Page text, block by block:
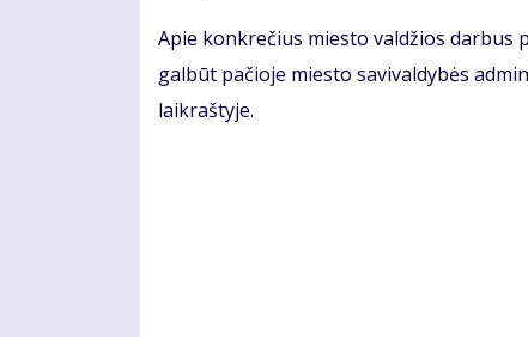
Apie konkrečius miesto valdžios darbus
galbūt pačioje miesto savivaldybės
laikraštyje.